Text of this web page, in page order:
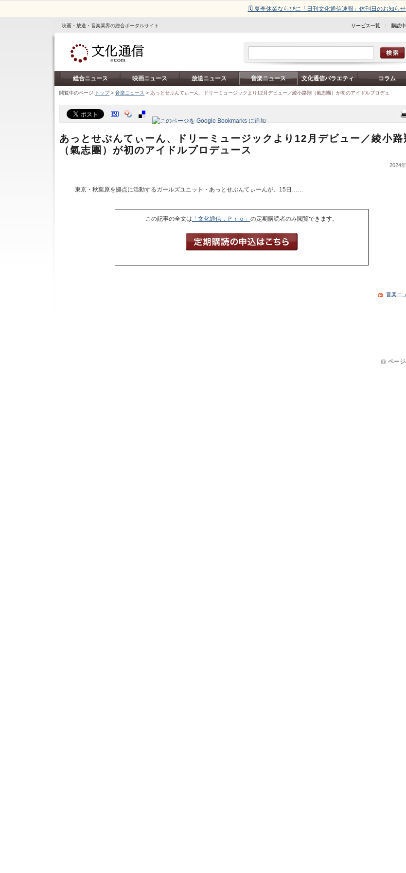
🗓️ 夏季休業ならびに「日刊文化通信速報」休刊日のお知らせ
映画・放送・音楽業界の総合ポータルサイト サービス一覧 | 購読
総合ニュース 映画ニュース 放送ニュース 音楽ニュース 文化通信バラエティ コラム
閲覧中のページ: トップ> 音楽ニュース > あっとせぶんてぃーん、ドリーミュージックより12月デビュー／綾小路翔（氣志團）が初のアイドルプロデュ
あっとせぶんてぃーん、ドリーミュージックより12月デビュー／綾小路
（氣志團）が初のアイドルプロデュース
2024
東京・秋葉原を拠点に活動するガールズユニット・あっとせぶんてぃーんが、15日……
この記事の全文は 「文化通信．Ｐｒｏ」 の定期購読者のみ閲覧できます。
音楽ニ
ペー